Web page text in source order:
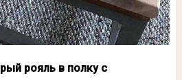
рояль в полку с